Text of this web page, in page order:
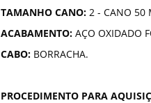
TAMANHO CANO: 2 - CANO 50
ACABAMENTO: AÇO OXIDADO
CABO: BORRACHA.
PROCEDIMENTO PARA